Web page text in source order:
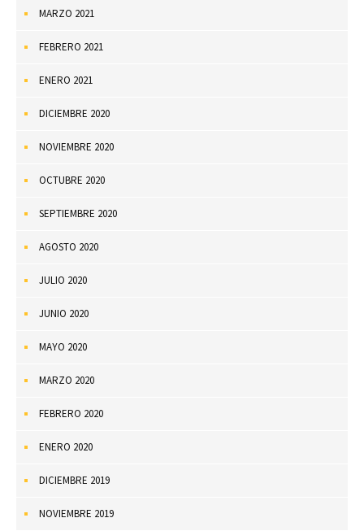
MARZO 2021
FEBRERO 2021
ENERO 2021
DICIEMBRE 2020
NOVIEMBRE 2020
OCTUBRE 2020
SEPTIEMBRE 2020
AGOSTO 2020
JULIO 2020
JUNIO 2020
MAYO 2020
MARZO 2020
FEBRERO 2020
ENERO 2020
DICIEMBRE 2019
NOVIEMBRE 2019